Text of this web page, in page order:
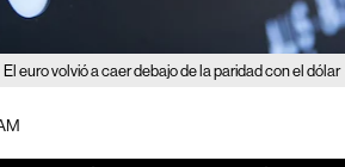
El euro volvió a caer debajo de la paridad con el dólar